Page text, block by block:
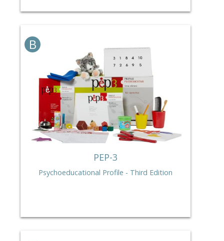
B
PEP-3
Psychoeducational Profile - Third Edition